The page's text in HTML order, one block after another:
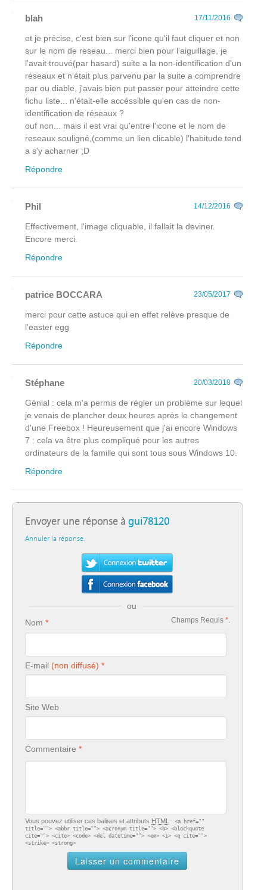
blah 17/11/2016
et je précise, c'est bien sur l'icone qu'il faut cliquer et non
sur le nom de reseau... merci bien pour l'aiguillage, je
l'avait trouvé(par hasard) suite a la non-identification d'un
réseaux et n'était plus parvenu par la suite a comprendre
par ou diable, j'avais bien put passer pour atteindre cette
fichu liste... n'était-elle accéssible qu'en cas de non-
identification de réseaux ?
ouf non... mais il est vrai qu'entre l'icone et le nom de
reseaux souligné,(comme un lien clicable) l'habitude tend
a s'y acharner ;D
Répondre
Phil 14/12/2016
Effectivement, l'image cliquable, il fallait la deviner.
Encore merci.
Répondre
patrice BOCCARA 23/05/2017
merci pour cette astuce qui en effet relève presque de
l'easter egg
Répondre
Stéphane 20/03/2018
Génial : cela m'a permis de régler un problème sur lequel
je venais de plancher deux heures après le changement
d'une Freebox ! Heureusement que j'ai encore Windows
7 : cela va être plus compliqué pour les autres
ordinateurs de la famille qui sont tous sous Windows 10.
Répondre
Envoyer une réponse à gui78120
Annuler la réponse.
ou
Champs Requis *.
Nom
E-mail
Site Web
Commentaire
Vous pouvez utiliser ces balises et attributs HTML : <a href=""
title=""> <abbr title=""> <acronym title=""> <b> <blockquote
cite=""> <cite> <code> <del datetime=""> <em> <i> <q cite="">
<strike> <strong>